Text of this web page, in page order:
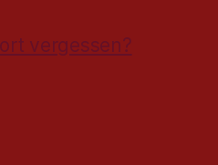
vergessen?